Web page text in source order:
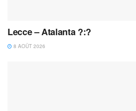
Lecce – Atalanta ?:?
8 AOÛT 2026